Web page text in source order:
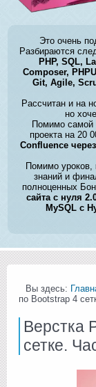
Это очень
Разбираются
PHP, SQL,
Composer,
Git, Agile,
Рассчитан и на
но
Помимо самой
проекта на 20
Confluence
Помимо уроков,
знаний и
полноценных
сайта с нуля
MySQL с
Вы здесь:
по Bootstrap 4
Верстка
сетке.